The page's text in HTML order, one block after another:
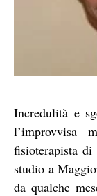
Incredulità e
l’improvvisa
fisioterapista
studio a
da qualche